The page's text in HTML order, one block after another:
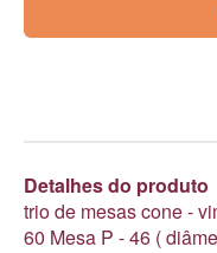
Detalhes do produto
trio de mesas cone -
60 Mesa P - 46 (